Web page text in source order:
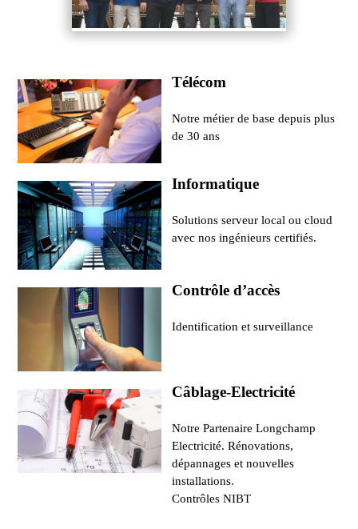
Télécom
Notre métier de base depuis plus
de 30 ans
Informatique
Solutions serveur local ou cloud
avec nos ingénieurs certifiés.
Contrôle d’accès
Identification et surveillance
Câblage-Electricité
Notre Partenaire Longchamp
Electricité. Rénovations,
dépannages et nouvelles
installations.
Contrôles NIBT